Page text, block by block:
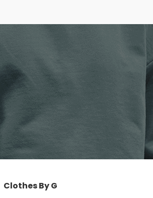
Clothes By G